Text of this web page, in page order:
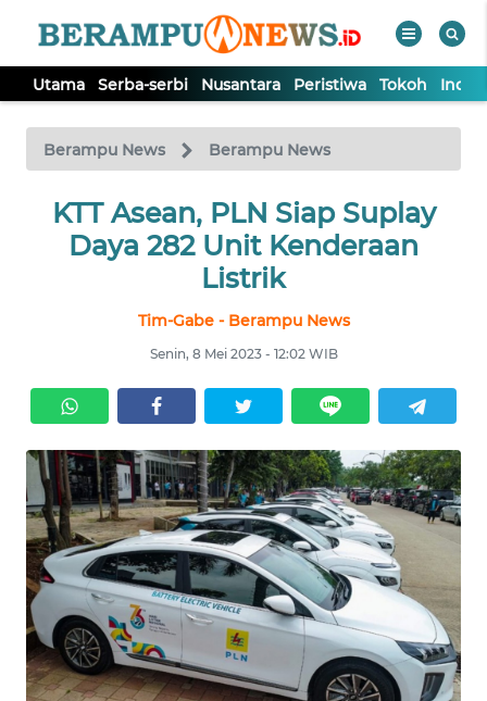
Utama Serba-serbi Nusantara Peristiwa Tokoh
Berampu News Berampu News
KTT Asean, PLN Siap Suplay
Daya 282 Unit Kenderaan
Listrik
Tim-Gabe - Berampu News
Senin, 8 Mei 2023 - 12:02 WIB
Tutup
UTAMA
PERISTIWA
TOKOH
Informasi
INDEKS
BERITA
KONTAK
KAMI